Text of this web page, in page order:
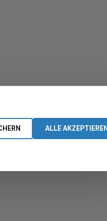
ALLE AKZEPTIEREN